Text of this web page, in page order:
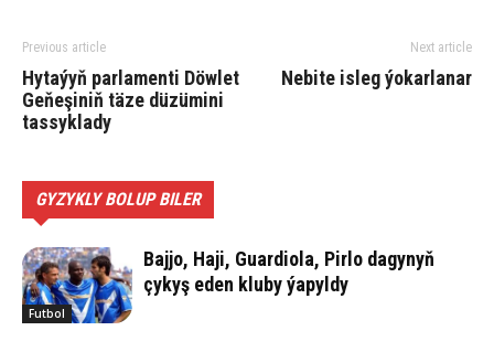
Previous article
Hytaýyň parlamenti Döwlet
Geňeşiniň täze düzümini
tassyklady
Next article
Nebite isleg ýokarlanar
GYZYKLY BOLUP BILER
Futbol
Bajjo, Haji, Guardiola, Pirlo dagynyň
çykyş eden kluby ýapyldy